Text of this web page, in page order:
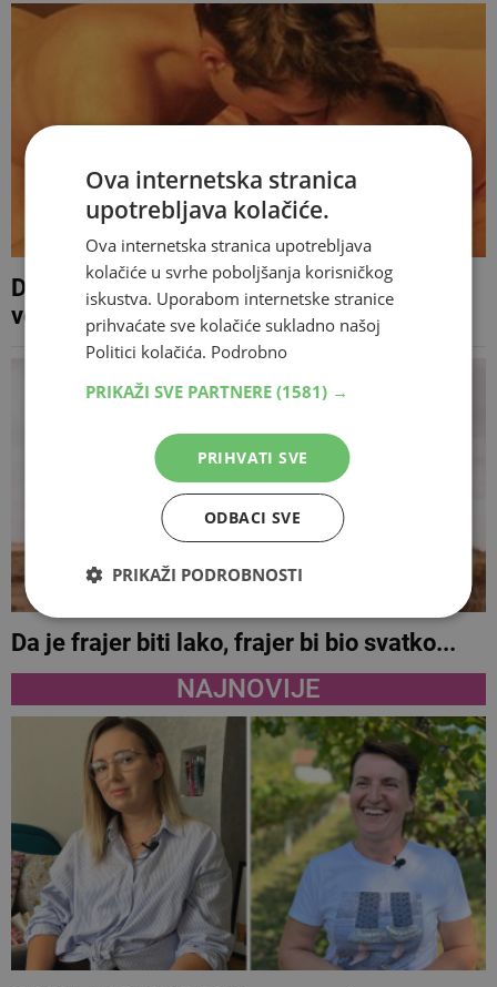
Doktori izdali upozorenje: Opasno je što
većina radi prije seksa
Da je frajer biti lako, frajer bi bio svatko...
NAJNOVIJE
Ova internetska stranica
upotrebljava kolačiće.
Ova internetska stranica upotrebljava
kolačiće u svrhe poboljšanja korisničkog
iskustva. Uporabom internetske stranice
prihvaćate sve kolačiće sukladno našoj
Politici kolačića. Podrobno
PRIKAŽI SVE PARTNERE (1581) →
PRIHVATI SVE
ODBACI SVE
PRIKAŽI PODROBNOSTI